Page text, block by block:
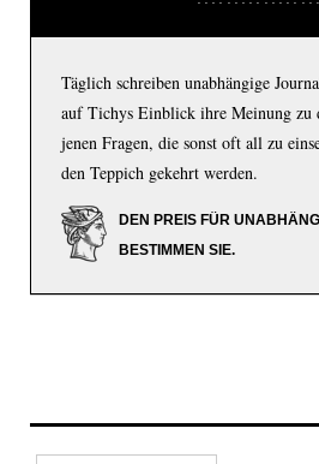
Täglich schreiben unabhängige
auf Tichys Einblick ihre Meinung zu
jenen Fragen, die sonst oft all zu
den Teppich gekehrt werden.
DEN PREIS FÜR
BESTIMMEN SIE.